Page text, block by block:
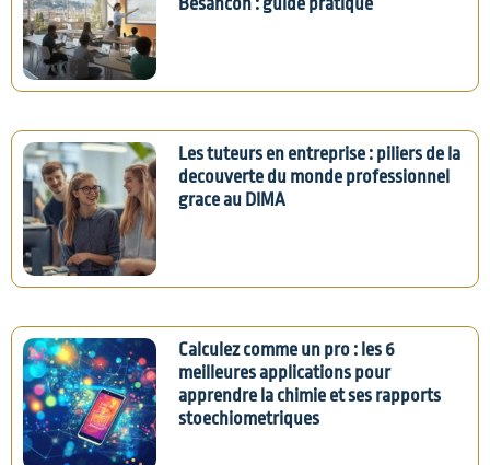
Les tuteurs en entreprise : piliers de la
decouverte du monde professionnel
grace au DIMA
Calculez comme un pro : les 6
meilleures applications pour
apprendre la chimie et ses rapports
stoechiometriques